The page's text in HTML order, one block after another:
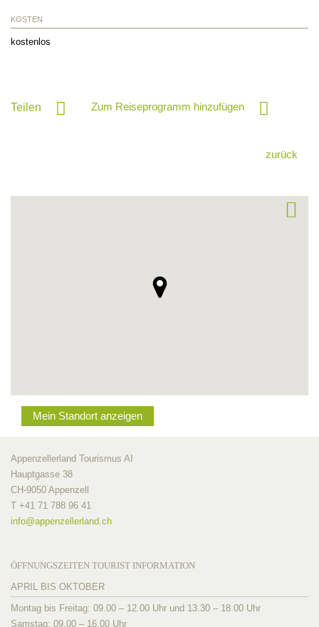
KOSTEN
kostenlos
Teilen Zum Reiseprogramm hinzufügen
zurück
Mein Standort anzeigen
Appenzellerland Tourismus AI
Hauptgasse 38
CH-9050 Appenzell
T +41 71 788 96 41
info@appenzellerland.ch
ÖFFNUNGSZEITEN TOURIST INFORMATION
APRIL BIS OKTOBER
Montag bis Freitag: 09.00 – 12.00 Uhr und 13.30 – 18.00 Uhr
Samstag: 09.00 – 16.00 Uhr